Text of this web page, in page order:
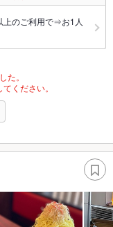
上のご利用で⇒お1人
た。
ください。